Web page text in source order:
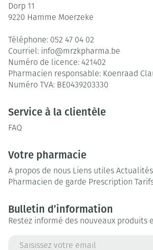
Dorp 11
9220 Hamme Moerzeke
Téléphone: 052 47 04 02
Courriel: info@mrzkpharma.be
Numéro de licence: 421402
Pharmacien responsable: Koenraad
Numéro TVA: BE0439203330
Service à la clientèle
FAQ
Votre pharmacie
A propos de nous Liens utiles
Pharmacien de garde Prescription
Bulletin d’information
Restez informé des nouveaux produits